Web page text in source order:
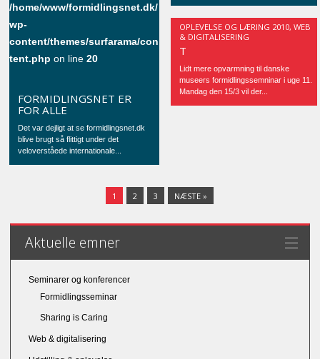
/home/www/formidlingsnet.dk/
wp-
content/themes/surfarama/con
tent.php on line20
FORMIDLINGSNET ER
FOR ALLE
Det var dejligt at se formidlingsnet.dk
blive brugt så flittigt under det
veloverståede internationale...
OPLEVELSE OG LÆRING 2010,WEB
& DIGITALISERING
ROCKHEIM OG
FORMIDLINGSSEMINARE
T
Lidt mere opvarmning til danske
museers formidlingssemninar i uge 11.
Mandag den 15/3 vil der...
1 2 3 NÆSTE »
Aktuelle emner
Seminarer og konferencer
Formidlingsseminar
Sharing is Caring
Web & digitalisering